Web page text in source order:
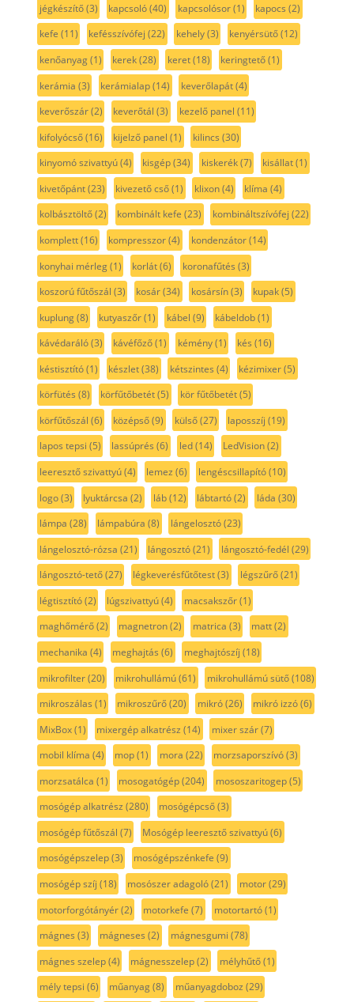
jégkészítő(3) kapcsoló(40) kapcsolósor(1) kapocs (2)
kefe (11) kefésszívófej (22) kehely(3) kenyérsütő(12)
kenőanyag(1) kerek(28) keret(18) keringtető(1)
kerámia (3) kerámialap(14) keverőlapát(4)
keverőszár(2) keverőtál (3) kezelő panel (11)
kifolyócső(16) kijelző panel (1) kilincs (30)
kinyomó szivattyú(4) kisgép(34) kiskerék(7) kisállat(1)
kivetőpánt(23) kivezető cső(1) klixon(4) klíma (4)
kolbásztöltő(2) kombinált kefe (23) kombináltszívófej (22)
komplett(16) kompresszor(4) kondenzátor(14)
konyhai mérleg(1) korlát(6) koronafűtés (3)
koszorú fűtőszál (3) kosár(34) kosársín(3) kupak(5)
kuplung(8) kutyaszőr(1) kábel (9) kábeldob(1)
kávédaráló(3) kávéfőző(1) kémény(1) kés (16)
késtisztító(1) készlet(38) kétszintes (4) kézimixer(5)
körfütés (8) körfűtőbetét(5) kör fűtőbetét(5)
körfűtőszál (6) középső(9) külső(27) laposszíj (19)
lapos tepsi (5) lassúprés (6) led(14) LedVision(2)
leeresztő szivattyú(4) lemez (6) lengéscsillapító(10)
logo(3) lyuktárcsa (2) láb(12) lábtartó(2) láda (30)
lámpa (28) lámpabúra (8) lángelosztó(23)
lángelosztó-rózsa (21) lángosztó(21) lángosztó-fedél (29)
lángosztó-tető(27) légkeverésfűtőtest(3) légszűrő(21)
légtisztító(2) lúgszivattyú(4) macsakszőr(1)
maghőmérő(2) magnetron(2) matrica (3) matt(2)
mechanika (4) meghajtás (6) meghajtószíj (18)
mikrofilter(20) mikrohullámú(61) mikrohullámú sütő(108)
mikroszálas (1) mikroszűrő(20) mikró(26) mikró izzó(6)
MixBox(1) mixergép alkatrész (14) mixer szár(7)
mobil klíma (4) mop(1) mora (22) morzsaporszívó(3)
morzsatálca (1) mosogatógép(204) mososzaritogep(5)
mosógép alkatrész (280) mosógépcső(3)
mosógép fűtőszál (7) Mosógép leeresztő szivattyú(6)
mosógépszelep(3) mosógépszénkefe (9)
mosógép szíj (18) mosószer adagoló(21) motor(29)
motorforgótányér(2) motorkefe (7) motortartó(1)
mágnes (3) mágneses (2) mágnesgumi (78)
mágnes szelep(4) mágnesszelep(2) mélyhűtő(1)
mély tepsi (6) műanyag(8) műanyagdoboz (29)